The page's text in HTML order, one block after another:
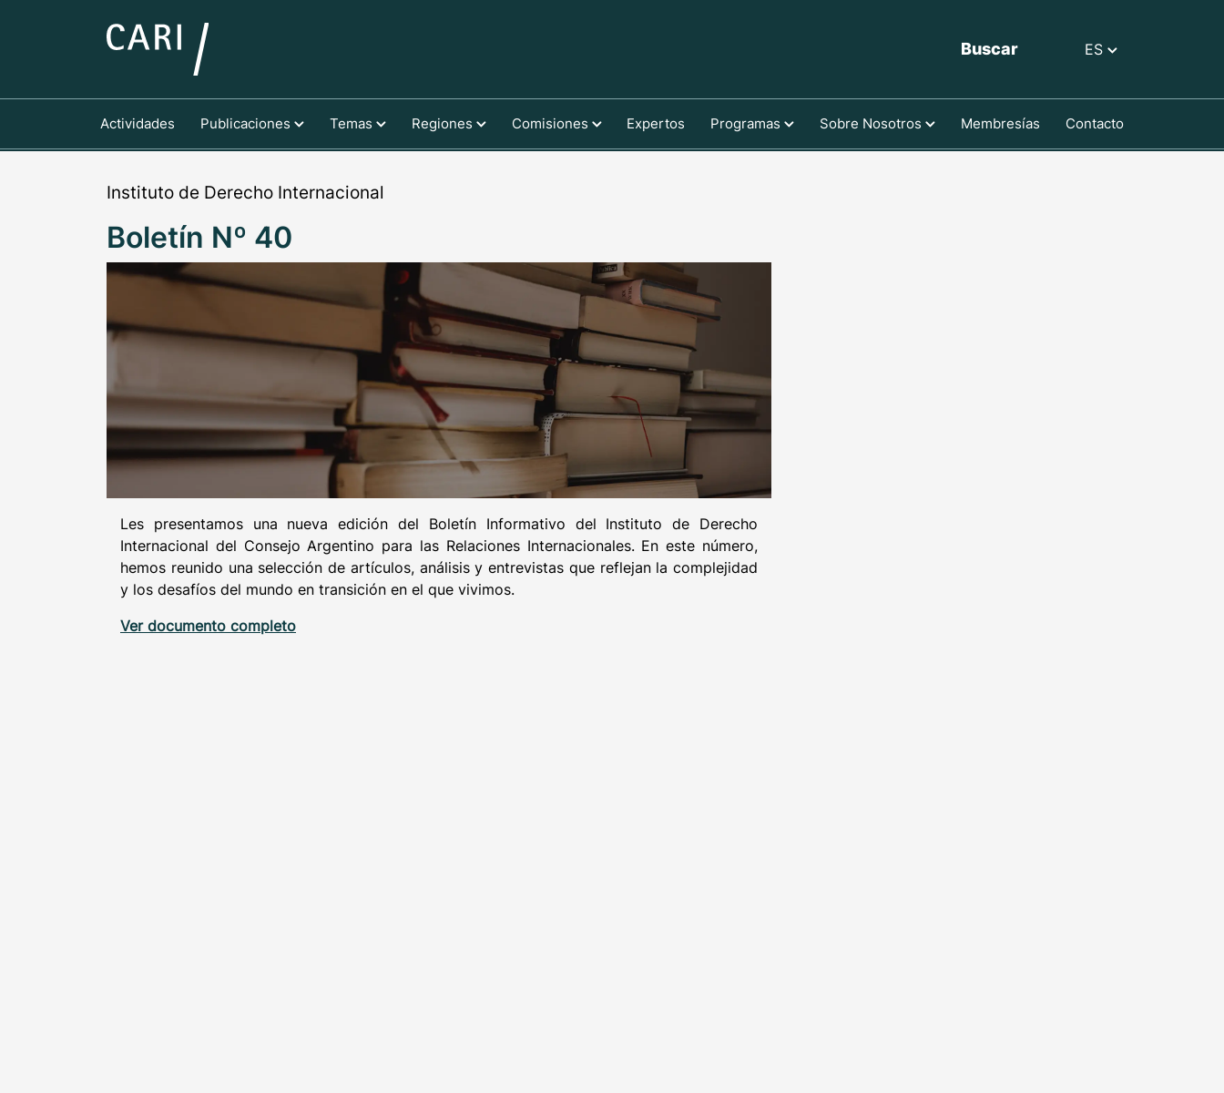
Buscar ES
Actividades Publicaciones Temas Regiones Comisiones Expertos Programas Sobre Nosotros Membresías Contacto
Instituto de Derecho Internacional
Boletín Nº 40
Les presentamos una nueva edición del Boletín Informativo del Instituto de Derecho
Internacional del Consejo Argentino para las Relaciones Internacionales. En este número,
hemos reunido una selección de artículos, análisis y entrevistas que reflejan la complejidad
y los desafíos del mundo en transición en el que vivimos.
Ver documento completo